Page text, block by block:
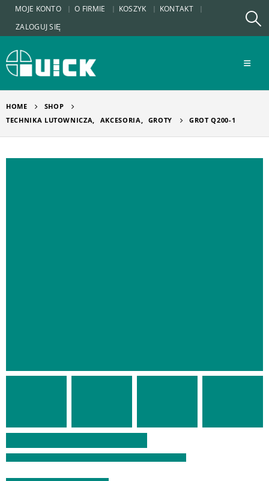
MOJE KONTO O FIRMIE KOSZYK
KONTAKT
ZALOGUJ SIĘ
HOME
SHOP
TECHNIKA LUTOWNICZA, AKCESORIA, GROTY GROT Q200-1